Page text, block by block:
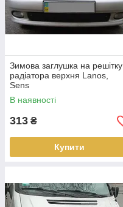
Зимова заглушка на решітку
радіатора верхня Lanos,
Sens
В наявності
313 ₴
Купити